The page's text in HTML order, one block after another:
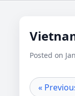
Posted on
«